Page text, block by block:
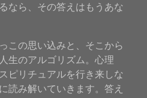
ら、その答えはもうあな
この思い込みと、そこから
生のアルゴリズム。心理
ピリチュアルを行き来しな
読み解いていきます。答え